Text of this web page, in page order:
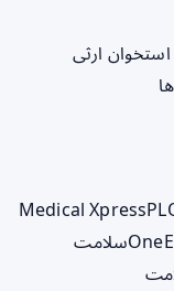
ارثی
Medical Xpress
Oneسلامت